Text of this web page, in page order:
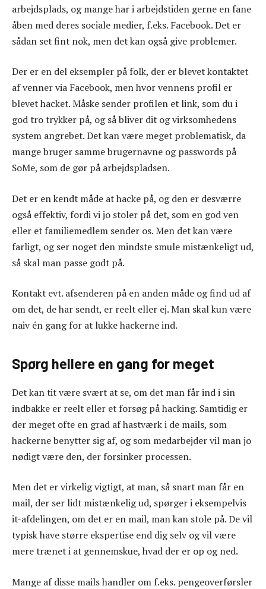
arbejdsplads, og mange har i arbejdstiden gerne en fane
åben med deres sociale medier, f.eks. Facebook. Det er
sådan set fint nok, men det kan også give problemer.
Der er en del eksempler på folk, der er blevet kontaktet
af venner via Facebook, men hvor vennens profil er
blevet hacket. Måske sender profilen et link, som du i
god tro trykker på, og så bliver dit og virksomhedens
system angrebet. Det kan være meget problematisk, da
mange bruger samme brugernavne og passwords på
SoMe, som de gør på arbejdspladsen.
Det er en kendt måde at hacke på, og den er desværre
også effektiv, fordi vi jo stoler på det, som en god ven
eller et familiemedlem sender os. Men det kan være
farligt, og ser noget den mindste smule mistænkeligt ud,
så skal man passe godt på.
Kontakt evt. afsenderen på en anden måde og find ud af
om det, de har sendt, er reelt eller ej. Man skal kun være
naiv én gang for at lukke hackerne ind.
Spørg hellere en gang for meget
Det kan tit være svært at se, om det man får ind i sin
indbakke er reelt eller et forsøg på hacking. Samtidig er
der meget ofte en grad af hastværk i de mails, som
hackerne benytter sig af, og som medarbejder vil man jo
nødigt være den, der forsinker processen.
Men det er virkelig vigtigt, at man, så snart man får en
mail, der ser lidt mistænkelig ud, spørger i eksempelvis
it-afdelingen, om det er en mail, man kan stole på. De vil
typisk have større ekspertise end dig selv og vil være
mere trænet i at gennemskue, hvad der er op og ned.
Mange af disse mails handler om f.eks. pengeoverførsler